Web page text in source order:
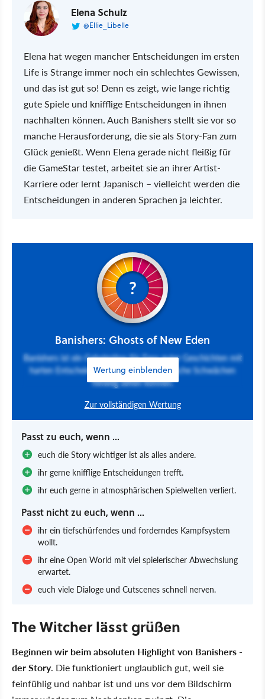
Elena Schulz
@Ellie_Libelle
Elena hat wegen mancher Entscheidungen im ersten
Life is Strange immer noch ein schlechtes Gewissen,
und das ist gut so! Denn es zeigt, wie lange richtig
gute Spiele und knifflige Entscheidungen in ihnen
nachhalten können. Auch Banishers stellt sie vor so
manche Herausforderung, die sie als Story-Fan zum
Glück genießt. Wenn Elena gerade nicht fleißig für
die GameStar testet, arbeitet sie an ihrer Artist-
Karriere oder lernt Japanisch – vielleicht werden die
Entscheidungen in anderen Sprachen ja leichter.
?
Banishers: Ghosts of New Eden
Wertung einblenden
Banishers ist ein Geheimtipp für Fans guter Geschichten mit
harten Entscheidungen, die über spielerische Schwächen
hinweg sehen können.
Zur vollständigen Wertung
Passt zu euch, wenn ...
euch die Story wichtiger ist als alles andere.
ihr gerne knifflige Entscheidungen trefft.
ihr euch gerne in atmosphärischen Spielwelten verliert.
Passt nicht zu euch, wenn ...
ihr ein tiefschürfendes und forderndes Kampfsystem
wollt.
ihr eine Open World mit viel spielerischer Abwechslung
erwartet.
euch viele Dialoge und Cutscenes schnell nerven.
The Witcher lässt grüßen
Beginnen wir beim absoluten Highlight von Banishers -
der Story. Die funktioniert unglaublich gut, weil sie
feinfühlig und nahbar ist und uns vor dem Bildschirm